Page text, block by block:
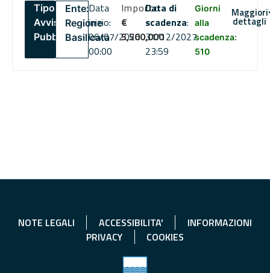
Tipo:
Avviso
Pubblico
Ente:
Regione
Basilicata
Data
inizio:
06/07/2026
00:00
Importo
€
5,500,000
Data di
scadenza:
31/12/2027
23:59
Giorni
alla
scadenza:
510
Maggiori
dettagli
NOTE LEGALI ACCESSIBILITA'
INFORMAZIONI
PRIVACY
COOKIES